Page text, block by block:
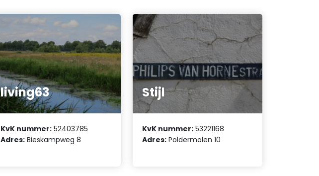
living63
KvK nummer: 52403785
Adres: Bieskampweg 8
Stijl
KvK nummer: 53221168
Adres: Poldermolen 10